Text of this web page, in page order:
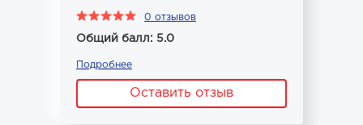
0 отзывов
Общий балл: 5.0
Подробнее
Оставить отзыв